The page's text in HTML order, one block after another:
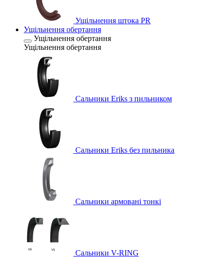
Ущільнення штока PR
Ущільнення обертання
Ущільнення обертання
Ущільнення обертання
Сальники Eriks з пильником
Сальники Eriks без пильника
Сальники армовані тонкі
Сальники V-RING